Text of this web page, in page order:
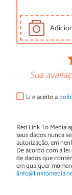
Sua
Li e aceito a
Red Link To Media
seus dados nunca
autorização, em
De acordo com a lei
de dados que
em qualquer
(